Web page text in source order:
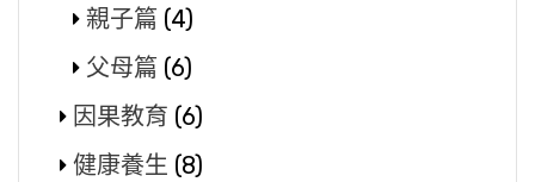
親子篇 (4)
父母篇 (6)
因果教育 (6)
健康養生 (8)